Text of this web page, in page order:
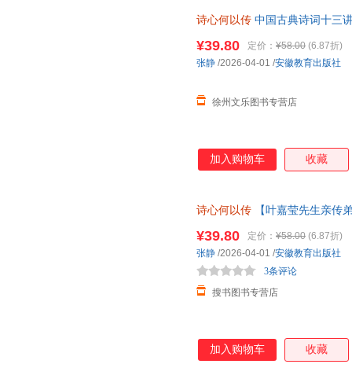
诗心何以传 中国古典诗词十三
¥39.80 定价： ¥58.00 (6.87折)
徐州文乐图书专营店
张静 /2026-04-01 /安徽教育出版社
加入购物车 收藏
诗心何以传 【叶嘉莹先生亲传
¥39.80 定价： ¥58.00 (6.87折)
搜书图书专营店
3条评论
张静 /2026-04-01 /安徽教育出版社
加入购物车 收藏